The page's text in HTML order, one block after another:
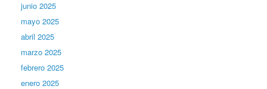
junio 2025
mayo 2025
abril 2025
marzo 2025
febrero 2025
enero 2025